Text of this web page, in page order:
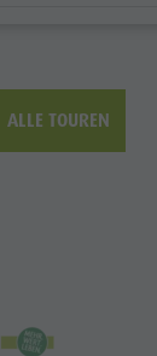
ALLE TOUREN